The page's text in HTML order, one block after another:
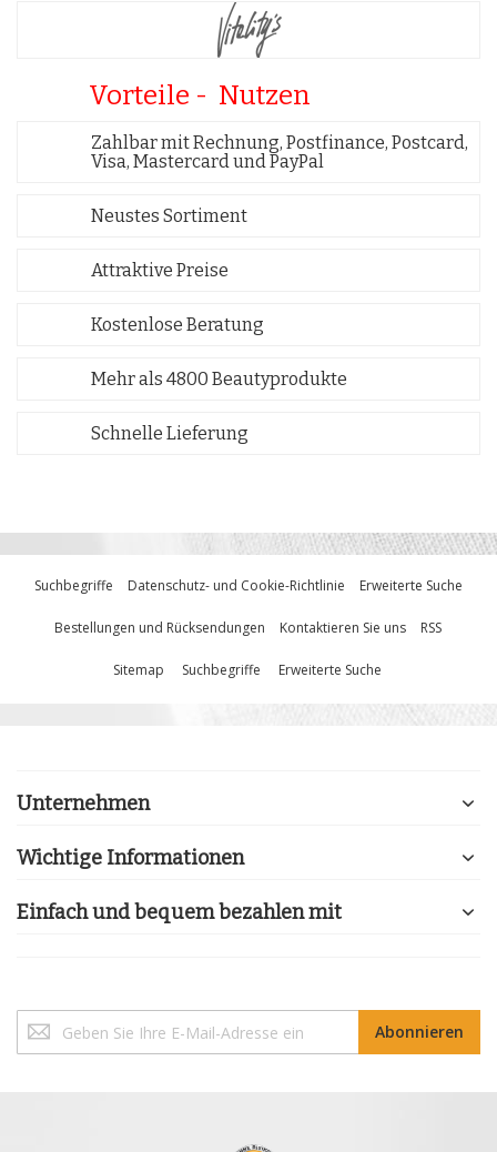
Vorteile - Nutzen
Zahlbar mit Rechnung, Postfinance, Postcard,
Visa, Mastercard und PayPal
Neustes Sortiment
Attraktive Preise
Kostenlose Beratung
Mehr als 4800 Beautyprodukte
Schnelle Lieferung
Suchbegriffe Datenschutz- und Cookie-Richtlinie Erweiterte Suche
Bestellungen und Rücksendungen Kontaktieren Sie uns RSS
Sitemap Suchbegriffe Erweiterte Suche
Unternehmen
Wichtige Informationen
Einfach und bequem bezahlen mit
Sie
sich
Abonnieren